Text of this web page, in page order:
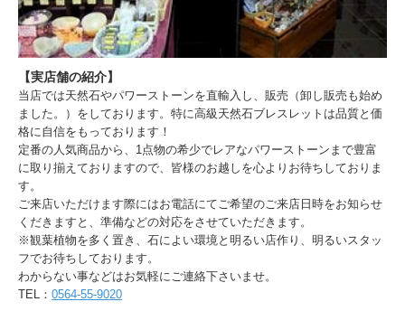
【実店舗の紹介】
当店では天然石やパワーストーンを直輸入し、販売（卸し販売も始め
ました。）をしております。特に高級天然石ブレスレットは品質と価
格に自信をもっております！
定番の人気商品から、1点物の希少でレアなパワーストーンまで豊富
に取り揃えておりますので、皆様のお越しを心よりお待ちしておりま
す。
ご来店いただけます際にはお電話にてご希望のご来店日時をお知らせ
くだきますと、準備などの対応をさせていただきます。
※観葉植物を多く置き、石によい環境と明るい店作り、明るいスタッ
フでお待ちしております。
わからない事などはお気軽にご連絡下さいませ。
TEL： 0564-55-9020